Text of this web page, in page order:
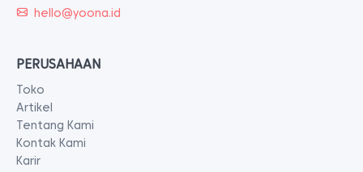
hello@yoona.id
PERUSAHAAN
Toko
Artikel
Tentang Kami
Kontak Kami
Karir